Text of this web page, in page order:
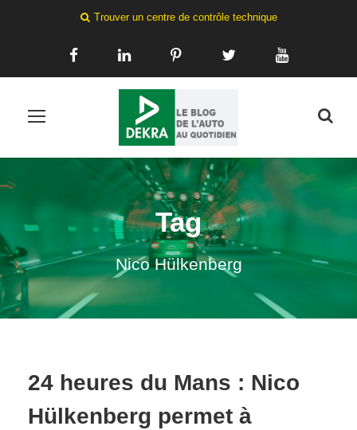
Trouver un centre de contrôle technique
Tag
Nico Hülkenberg
24 heures du Mans : Nico
Hülkenberg permet à